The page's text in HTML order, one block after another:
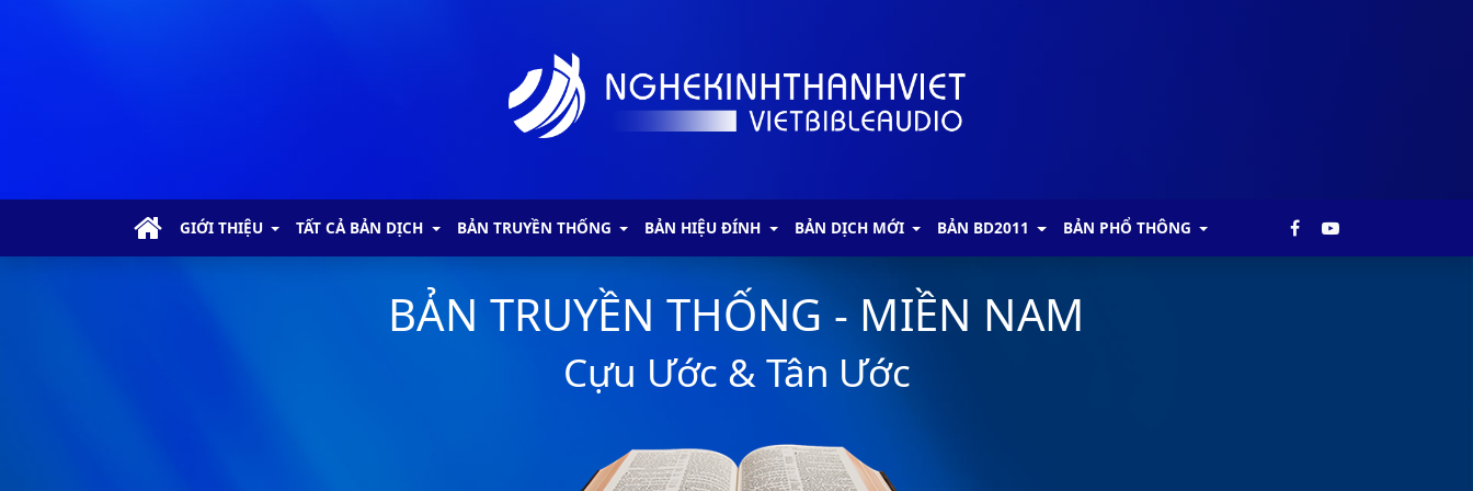
GIỚI THIỆU TẤT CẢ BẢN DỊCH BẢN TRUYỀN THỐNG BẢN HIỆU ĐÍNH BẢN DỊCH MỚI BẢN BD2011 BẢN PHỔ THÔNG
BẢN TRUYỀN THỐNG - MIỀN NAM
Cựu Ước & Tân Ước